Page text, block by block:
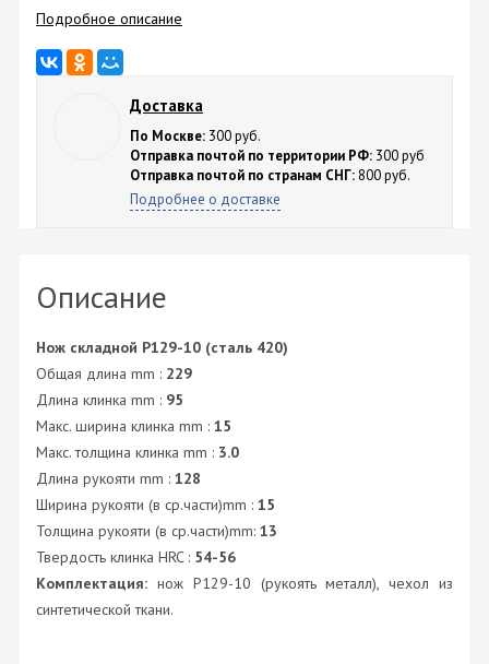
Подробное описание
Доставка
По Москве: 300 руб.
Отправка почтой по территории РФ: 300 руб
Отправка почтой по странам СНГ: 800 руб.
Подробнее о доставке
Описание
Нож складной P129-10 (сталь 420)
Общая длина mm : 229
Длина клинка mm : 95
Макс. ширина клинка mm : 15
Макс. толщина клинка mm : 3.0
Длина рукояти mm : 128
Ширина рукояти (в ср.части)mm : 15
Толщина рукояти (в ср.части)mm: 13
Твердость клинка HRC : 54-56
Комплектация: нож P129-10 (рукоять металл), чехол из
синтетической ткани.